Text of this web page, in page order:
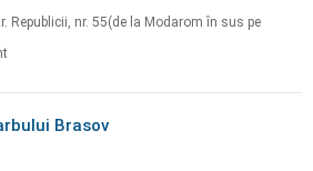
Republicii, nr. 55(de la Modarom în sus pe
Brasov